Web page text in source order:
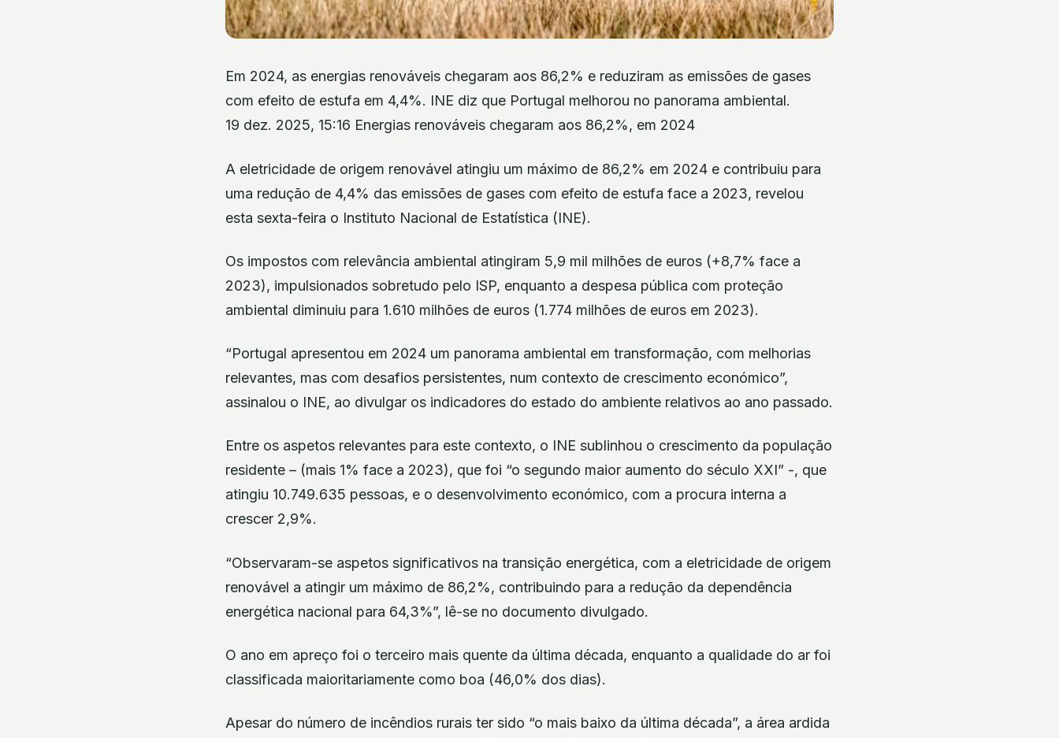
Em 2024, as energias renováveis chegaram aos 86,2% e reduziram as emissões de gases
com efeito de estufa em 4,4%. INE diz que Portugal melhorou no panorama ambiental.
19 dez. 2025, 15:16 Energias renováveis chegaram aos 86,2%, em 2024
A eletricidade de origem renovável atingiu um máximo de 86,2% em 2024 e contribuiu para
uma redução de 4,4% das emissões de gases com efeito de estufa face a 2023, revelou
esta sexta-feira o Instituto Nacional de Estatística (INE).
Os impostos com relevância ambiental atingiram 5,9 mil milhões de euros (+8,7% face a
2023), impulsionados sobretudo pelo ISP, enquanto a despesa pública com proteção
ambiental diminuiu para 1.610 milhões de euros (1.774 milhões de euros em 2023).
“Portugal apresentou em 2024 um panorama ambiental em transformação, com melhorias
relevantes, mas com desafios persistentes, num contexto de crescimento económico”,
assinalou o INE, ao divulgar os indicadores do estado do ambiente relativos ao ano passado.
Entre os aspetos relevantes para este contexto, o INE sublinhou o crescimento da população
residente – (mais 1% face a 2023), que foi “o segundo maior aumento do século XXI” -, que
atingiu 10.749.635 pessoas, e o desenvolvimento económico, com a procura interna a
crescer 2,9%.
“Observaram-se aspetos significativos na transição energética, com a eletricidade de origem
renovável a atingir um máximo de 86,2%, contribuindo para a redução da dependência
energética nacional para 64,3%”, lê-se no documento divulgado.
O ano em apreço foi o terceiro mais quente da última década, enquanto a qualidade do ar foi
classificada maioritariamente como boa (46,0% dos dias).
Apesar do número de incêndios rurais ter sido “o mais baixo da última década”, a área ardida